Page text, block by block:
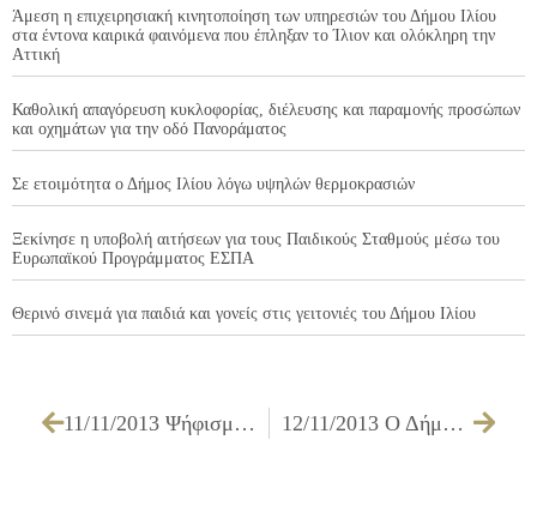
Άμεση η επιχειρησιακή κινητοποίηση των υπηρεσιών του Δήμου Ιλίου
στα έντονα καιρικά φαινόμενα που έπληξαν το Ίλιον και ολόκληρη την
Αττική
Καθολική απαγόρευση κυκλοφορίας, διέλευσης και παραμονής προσώπων
και οχημάτων για την οδό Πανοράματος
Σε ετοιμότητα ο Δήμος Ιλίου λόγω υψηλών θερμοκρασιών
Ξεκίνησε η υποβολή αιτήσεων για τους Παιδικούς Σταθμούς μέσω του
Ευρωπαϊκού Προγράμματος ΕΣΠΑ
Θερινό σινεμά για παιδιά και γονείς στις γειτονιές του Δήμου Ιλίου
11/11/2013 Ψήφισμα σχετικά με την ελευθερία του τύπου 12/11/2013 Ο Δήμος Ιλίου τιμά τους εθελοντές